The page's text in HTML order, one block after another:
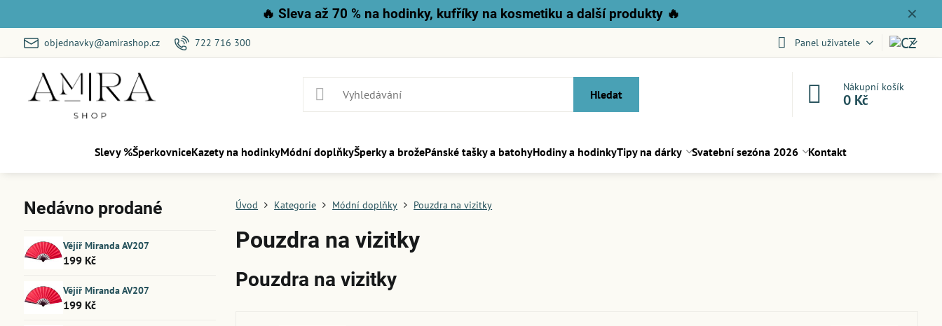
✕
🔥 Sleva až 70 % na hodinky, kufříky na kosmetiku a další produkty 🔥
objednavky@amirashop.cz 722 716 300 Panel uživatele
Hledat
Nákupní košík
0 Kč
Slevy %ŠperkovniceKazety na hodinkyMódní doplňkyŠperky a brožePánské tašky a batohyHodiny a hodinkyTipy na dárky Svatební sezóna 2026 Kontakt
Úvod Kategorie Módní doplňky Pouzdra na vizitky
Pouzdra na vizitky
Pouzdra na vizitky
Nedávno prodané
Vějíř Miranda AV207
199 Kč
Vějíř Miranda AV207
199 Kč